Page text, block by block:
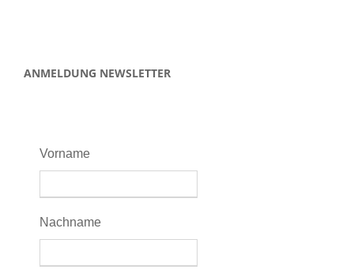
ANMELDUNG NEWSLETTER
Vorname
Nachname